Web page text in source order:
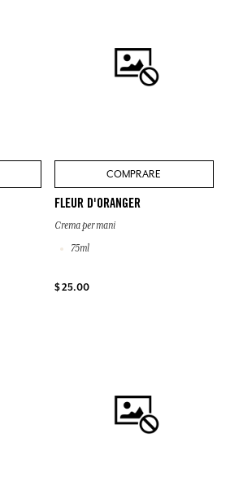
COMPRARE
FLEUR D'ORANGER
Crema per mani
75ml
$ 25.00